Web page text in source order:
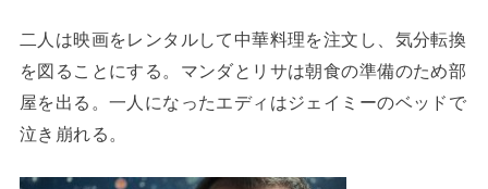
二人は映画をレンタルして中華料理を注文し、気分転換
を図ることにする。マンダとリサは朝食の準備のため部
屋を出る。一人になったエディはジェイミーのベッドで
泣き崩れる。